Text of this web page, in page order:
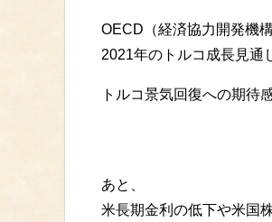
OECD（経済協力開発機
2021年のトルコ成長見通
トルコ景気回復への期待
あと、
米長期金利の低下や米国